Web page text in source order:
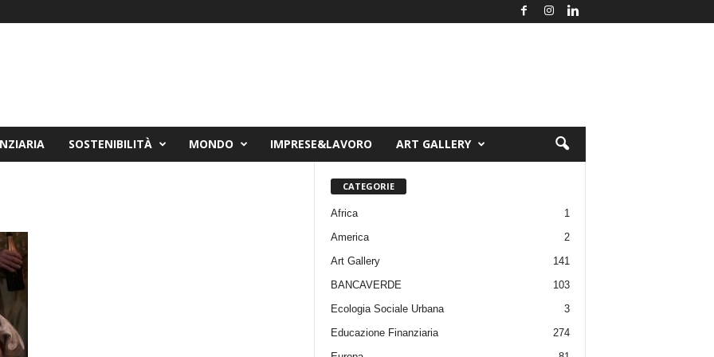
SOSTENIBILITÀ MONDO IMPRESE&LAVORO ART GALLERY
CATEGORIE
Africa
1
America
2
Art Gallery
141
BANCAVERDE
103
Ecologia Sociale Urbana
3
Educazione Finanziaria
274